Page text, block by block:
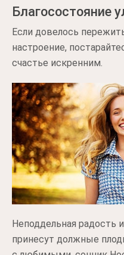
Благосостояние
Если довелось
настроение,
счастье искренним.
Неподдельная радость
принесут должные